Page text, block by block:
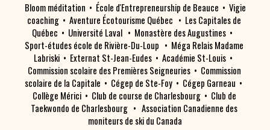
Bloom méditation  •  École d'Entrepreneurship de Beauce  •  Vigie
coaching  •  Aventure Écotourisme Québec   •  Les Capitales de
Québec  •  Université Laval   •  Monastère des Augustines  •
Sport-études école de Rivière-Du-Loup   •  Méga Relais Madame
Labriski  •  Externat St-Jean-Eudes  •  Académie St-Louis  •
Commission scolaire des Premières Seigneuries  •  Commission
scolaire de la Capitale  •  Cégep de Ste-Foy  •  Cégep Garneau  •
Collège Mérici  •  Club de course de Charlesbourg  •  Club de
Taekwondo de Charlesbourg   •   Association Canadienne des
moniteurs de ski du Canada